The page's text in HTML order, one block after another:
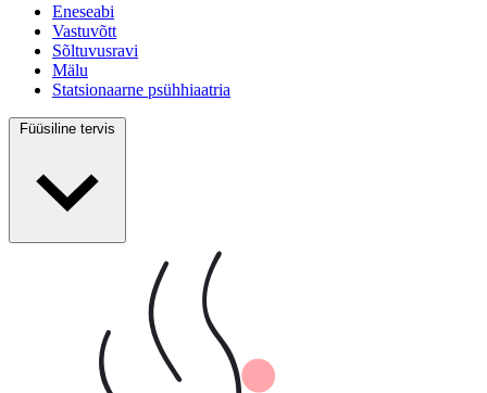
Eneseabi
Vastuvõtt
Sõltuvusravi
Mälu
Statsionaarne psühhiaatria
Füüsiline tervis